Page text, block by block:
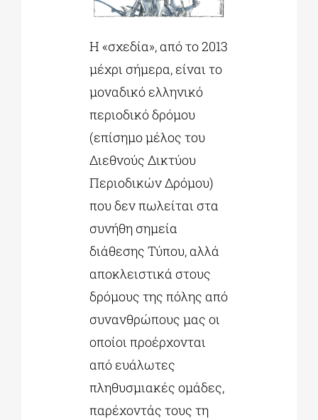
Η «σχεδία», από το 2013
μέχρι σήμερα, είναι το
μοναδικό ελληνικό
περιοδικό δρόμου
(επίσημο μέλος του
Διεθνούς Δικτύου
Περιοδικών Δρόμου)
που δεν πωλείται στα
συνήθη σημεία
διάθεσης Τύπου, αλλά
αποκλειστικά στους
δρόμους της πόλης από
συνανθρώπους μας οι
οποίοι προέρχονται
από ευάλωτες
πληθυσμιακές ομάδες,
παρέχοντάς τους τη